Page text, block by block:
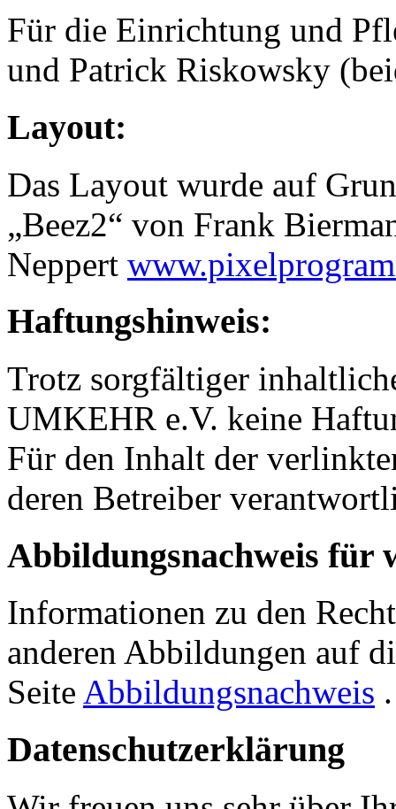
Für die Einrichtung und
und Patrick Riskowsky
Layout:
Das Layout wurde auf
„Beez2“ von Frank
Neppert
Haftungshinweis:
Trotz sorgfältiger
UMKEHR e.V. keine
Für den Inhalt der
deren Betreiber
Abbildungsnachweis für
Informationen zu den
anderen Abbildungen auf
Seite Abbildungsnachweis .
Datenschutzerklärung